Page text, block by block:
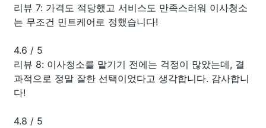
리뷰 7: 가격도 적당했고 서비스도 만족스러워 이사청소
는 무조건 민트케어로 정했습니다!
4.6 / 5
리뷰 8: 이사청소를 맡기기 전에는 걱정이 많았는데, 결
과적으로 정말 잘한 선택이었다고 생각합니다. 감사합니
다!
4.8 / 5